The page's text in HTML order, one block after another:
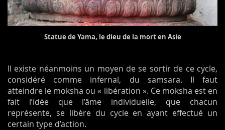
Statue de Yama, le dieu de la mort en Asie
Il existe néanmoins un moyen de se sortir de ce cycle,
considéré comme infernal, du samsara. Il faut
atteindre le moksha ou « libération ». Ce moksha est en
fait l’idée que l’âme individuelle, que chacun
représente, se libère du cycle en ayant effectué un
certain type d’action.